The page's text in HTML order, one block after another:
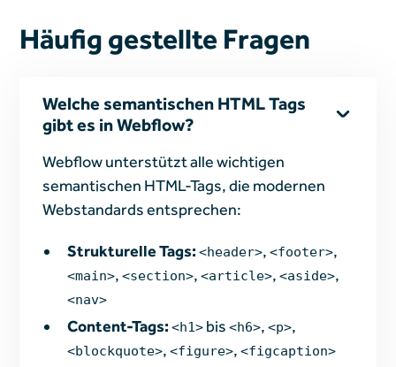
Häufig gestellte Fragen
Welche semantischen HTML Tags
gibt es in Webflow?
Webflow unterstützt alle wichtigen
semantischen HTML-Tags, die modernen
Webstandards entsprechen:
Strukturelle Tags: <header>,<footer>,
<main>,<section>,<article>,<aside>,
<nav>
Content-Tags: <h1> bis<h6>,<p>,
<blockquote>,<figure>,<figcaption>